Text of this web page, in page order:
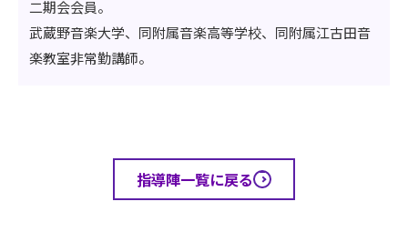
二期会会員。
武蔵野音楽大学、同附属音楽高等学校、同附属江古田音
楽教室非常勤講師。
指導陣一覧に戻る